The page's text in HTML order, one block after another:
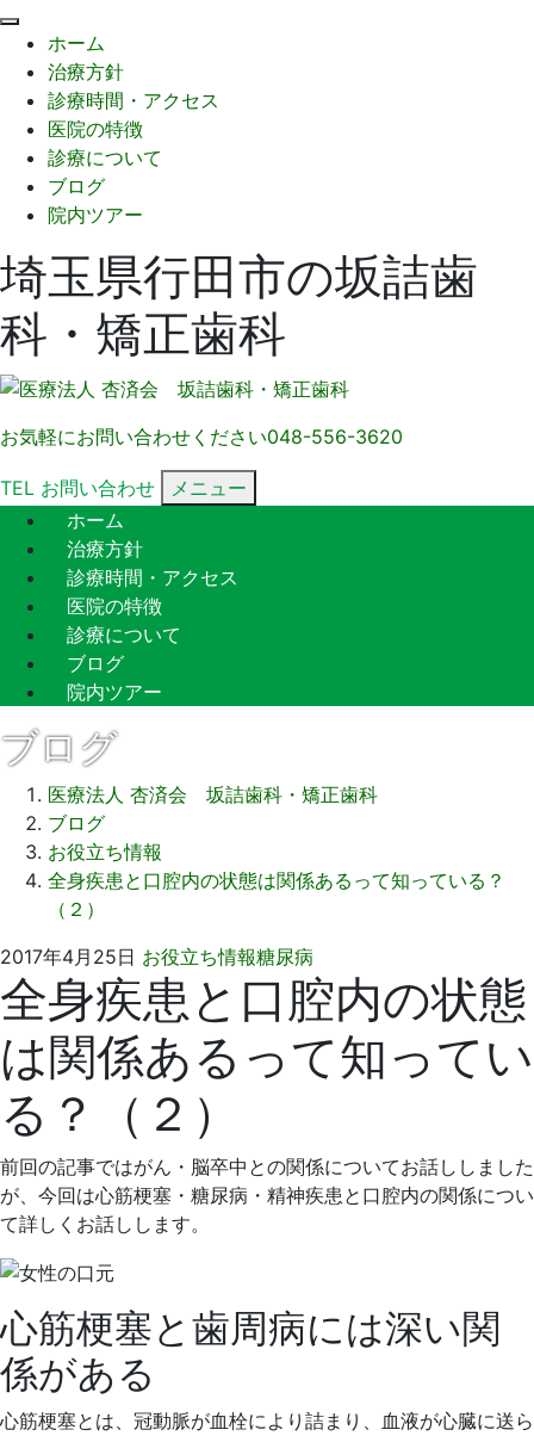
ホーム
治療方針
診療時間・アクセス
医院の特徴
診療について
ブログ
院内ツアー
埼玉県行田市の坂詰歯
科・矯正歯科
お気軽にお問い合わせください048-556-3620
TEL お問い合わせ
メニュー
ホーム
治療方針
診療時間・アクセス
医院の特徴
診療について
ブログ
院内ツアー
ブログ
医療法人 杏済会 坂詰歯科・矯正歯科
ブログ
お役立ち情報
全身疾患と口腔内の状態は関係あるって知っている？
（２）
2017年4月25日 お役立ち情報糖尿病
年
9
月
13
詰
歯
科
医
全身疾患と口腔内の状態
は関係あるって知ってい
る？（２）
前回の記事ではがん・脳卒中との関係についてお話ししました
が、今回は心筋梗塞・糖尿病・精神疾患と口腔内の関係につい
て詳しくお話しします。
心筋梗塞と歯周病には深い関
係がある
心筋梗塞とは、冠動脈が血栓により詰まり、血液が心臓に送ら